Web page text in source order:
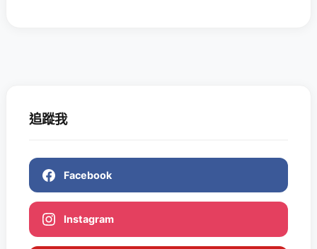
追蹤我
Facebook
Instagram